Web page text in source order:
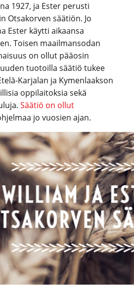
1927, ja Ester perusti
Otsakorven säätiön. Jo
Ester käytti aikaansa
Toisen maailmansodan
on ollut pääosin
tuotoilla säätiö tukee
Karjalan ja Kymenlaakson
oppilaitoksia sekä
Säätiö on ollut
jo vuosien ajan.